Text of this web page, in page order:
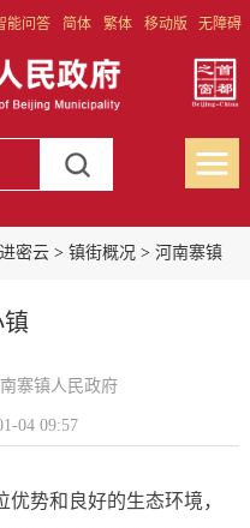
能问答 简体 繁体 移动版 无障碍
密云> 镇街概况 > 河南寨镇
镇
寨镇人民政府
04 09:57
势和良好的生态环境，